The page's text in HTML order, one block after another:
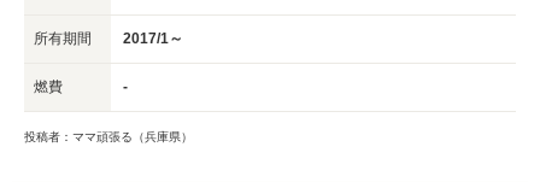
所有期間 2017/1～
燃費 -
投稿者：ママ頑張る（兵庫県）